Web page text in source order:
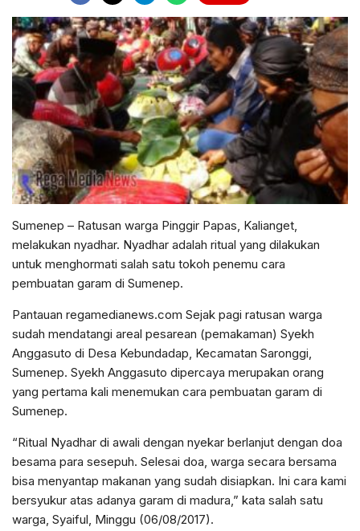
Sumenep – Ratusan warga Pinggir Papas, Kalianget,
melakukan nyadhar. Nyadhar adalah ritual yang dilakukan
untuk menghormati salah satu tokoh penemu cara
pembuatan garam di Sumenep.
Pantauan regamedianews.com Sejak pagi ratusan warga
sudah mendatangi areal pesarean (pemakaman) Syekh
Anggasuto di Desa Kebundadap, Kecamatan Saronggi,
Sumenep. Syekh Anggasuto dipercaya merupakan orang
yang pertama kali menemukan cara pembuatan garam di
Sumenep.
“Ritual Nyadhar di awali dengan nyekar berlanjut dengan doa
besama para sesepuh. Selesai doa, warga secara bersama
bisa menyantap makanan yang sudah disiapkan. Ini cara kami
bersyukur atas adanya garam di madura,” kata salah satu
warga, Syaiful, Minggu (06/08/2017).